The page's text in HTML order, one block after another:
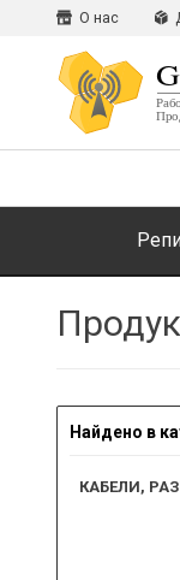
О нас
Найдено в
КАБЕЛИ,